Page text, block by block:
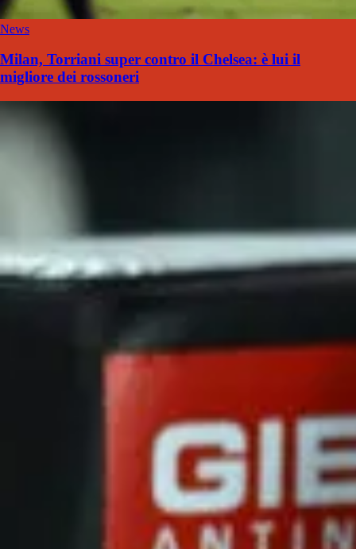
News
Milan, Torriani super contro il Chelsea: è lui il
migliore dei rossoneri